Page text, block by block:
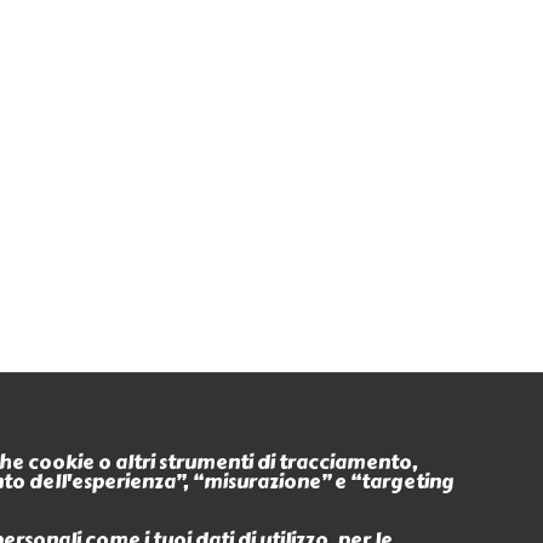
In
Eventi
cookie o altri strumenti di tracciamento,
dell'esperienza”, “misurazione” e “targeting